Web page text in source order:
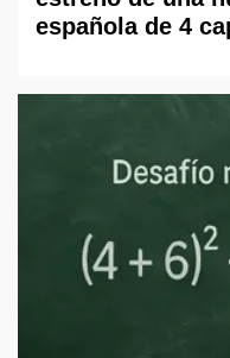
española de 4